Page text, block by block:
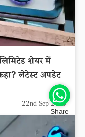
शेयर में
लेटेस्ट अपडेट
22nd Sep 2025
Share